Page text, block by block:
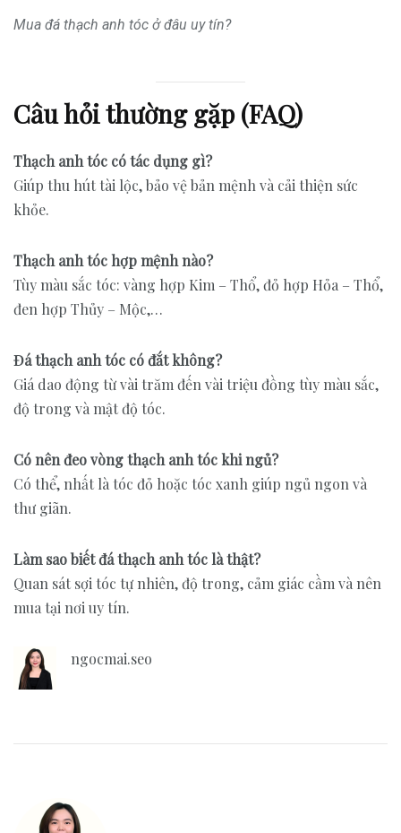
Mua đá thạch anh tóc ở đâu uy tín?
Câu hỏi thường gặp (FAQ)
Thạch anh tóc có tác dụng gì?
Giúp thu hút tài lộc, bảo vệ bản mệnh và cải thiện sức
khỏe.
Thạch anh tóc hợp mệnh nào?
Tùy màu sắc tóc: vàng hợp Kim – Thổ, đỏ hợp Hỏa – Thổ,
đen hợp Thủy – Mộc,…
Đá thạch anh tóc có đắt không?
Giá dao động từ vài trăm đến vài triệu đồng tùy màu sắc,
độ trong và mật độ tóc.
Có nên đeo vòng thạch anh tóc khi ngủ?
Có thể, nhất là tóc đỏ hoặc tóc xanh giúp ngủ ngon và
thư giãn.
Làm sao biết đá thạch anh tóc là thật?
Quan sát sợi tóc tự nhiên, độ trong, cảm giác cầm và nên
mua tại nơi uy tín.
ngocmai.seo